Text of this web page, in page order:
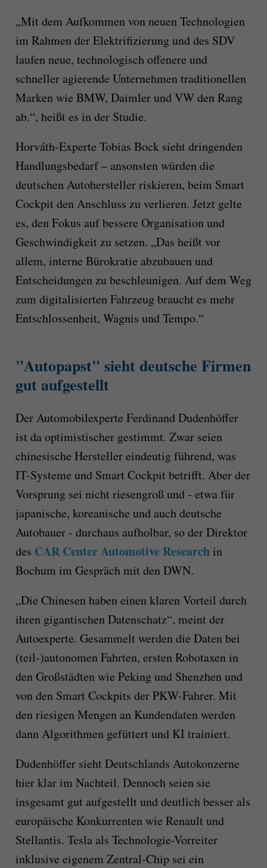
„Mit dem Aufkommen von neuen Technologien
im Rahmen der Elektrifizierung und des SDV
laufen neue, technologisch offenere und
schneller agierende Unternehmen traditionellen
Marken wie BMW, Daimler und VW den Rang
ab.“, heißt es in der Studie.
Horváth-Experte Tobias Bock sieht dringenden
Handlungsbedarf – ansonsten würden die
deutschen Autohersteller riskieren, beim Smart
Cockpit den Anschluss zu verlieren. Jetzt gelte
es, den Fokus auf bessere Organisation und
Geschwindigkeit zu setzen. „Das heißt vor
allem, interne Bürokratie abzubauen und
Entscheidungen zu beschleunigen. Auf dem Weg
zum digitalisierten Fahrzeug braucht es mehr
Entschlossenheit, Wagnis und Tempo.“
"Autopapst" sieht deutsche Firmen
gut aufgestellt
Der Automobilexperte Ferdinand Dudenhöffer
ist da optimistischer gestimmt. Zwar seien
chinesische Hersteller eindeutig führend, was
IT-Systeme und Smart Cockpit betrifft. Aber der
Vorsprung sei nicht riesengroß und - etwa für
japanische, koreanische und auch deutsche
Autobauer - durchaus aufholbar, so der Direktor
des CAR Center Automotive Researchin
Bochum im Gespräch mit den DWN.
„Die Chinesen haben einen klaren Vorteil durch
ihren gigantischen Datenschatz“, meint der
Autoexperte. Gesammelt werden die Daten bei
(teil-)autonomen Fahrten, ersten Robotaxen in
den Großstädten wie Peking und Shenzhen und
von den Smart Cockpits der PKW-Fahrer. Mit
den riesigen Mengen an Kundendaten werden
dann Algorithmen gefüttert und KI trainiert.
Dudenhöffer sieht Deutschlands Autokonzerne
hier klar im Nachteil. Dennoch seien sie
insgesamt gut aufgestellt und deutlich besser als
europäische Konkurrenten wie Renault und
Stellantis. Tesla als Technologie-Vorreiter
inklusive eigenem Zentral-Chip sei ein